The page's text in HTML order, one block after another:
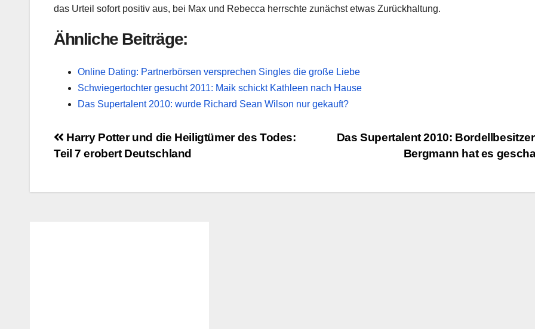
das Urteil sofort positiv aus, bei Max und Rebecca herrschte zunächst etwas Zurückhaltung.
Ähnliche Beiträge:
Online Dating: Partnerbörsen versprechen Singles die große Liebe
Schwiegertochter gesucht 2011: Maik schickt Kathleen nach Hause
Das Supertalent 2010: wurde Richard Sean Wilson nur gekauft?
Beitragsnavigation
Das Supertalent 2010:
Bergmann hat es
Harry Potter und die Heiligtümer des Todes:
Teil 7 erobert Deutschland